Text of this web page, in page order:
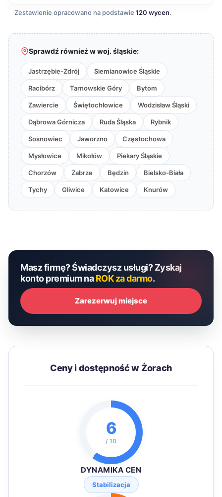
Zestawienie opracowano na podstawie 120 wycen.
Sprawdź również w woj. śląskie:
Jastrzębie-Zdrój Siemianowice Śląskie
Racibórz Tarnowskie Góry Bytom
Zawiercie Świętochłowice Wodzisław Śląski
Dąbrowa Górnicza Ruda Śląska Rybnik
Sosnowiec Jaworzno Częstochowa
Mysłowice Mikołów Piekary Śląskie
Chorzów Zabrze Będzin Bielsko-Biała
Tychy Gliwice Katowice Knurów
Masz firmę? Świadczysz usługi? Zyskaj
konto premium naROK za darmo.
Zarezerwuj miejsce
Ceny i dostępność w Żorach
6
/ 10
DYNAMIKA CEN
Stabilizacja